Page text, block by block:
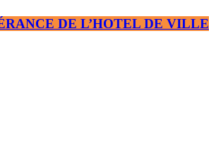
DE L’HOTEL DE VILLE